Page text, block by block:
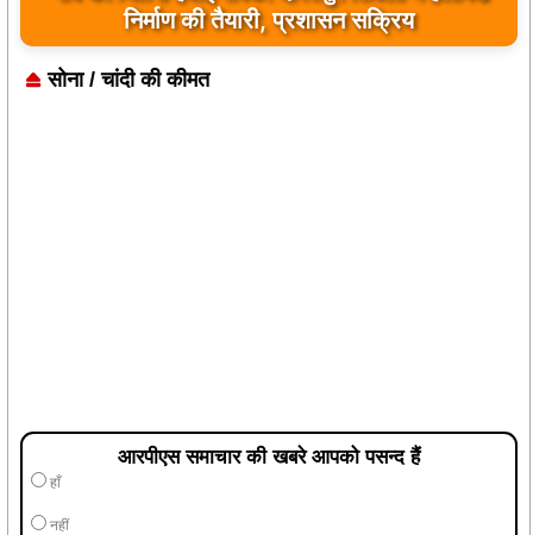
निर्माण की तैयारी, प्रशासन सक्रिय
सोना / चांदी की कीमत
आरपीएस समाचार की खबरे आपको पसन्द हैं
हाँ
नहीं